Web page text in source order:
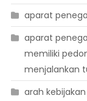
aparat
aparat
memiliki
menjalankan
arah